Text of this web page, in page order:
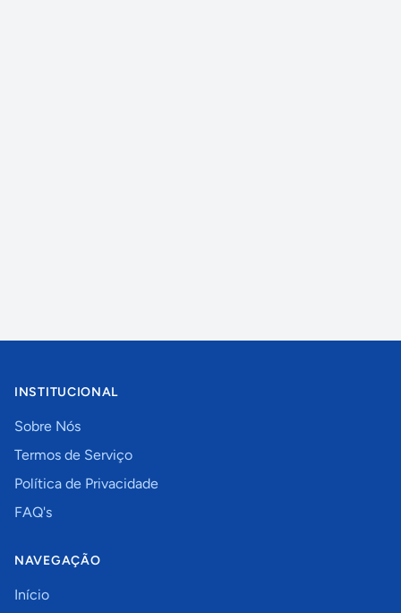
INSTITUCIONAL
Sobre Nós
Termos de Serviço
Política de Privacidade
FAQ's
NAVEGAÇÃO
Início